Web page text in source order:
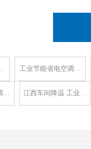
工业节能省电空调…
… 江西车间降温 工业…